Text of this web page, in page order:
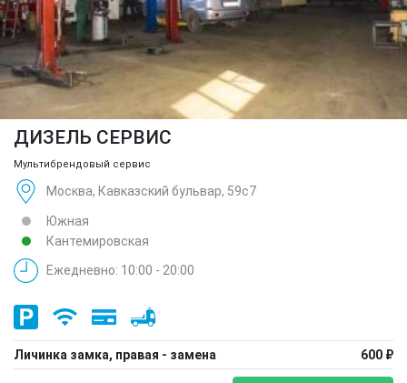
ДИЗЕЛЬ СЕРВИС
Мультибрендовый сервис
Москва, Кавказский бульвар, 59с7
Южная
Кантемировская
Ежедневно: 10:00 - 20:00
Личинка замка, правая - замена 600 ₽